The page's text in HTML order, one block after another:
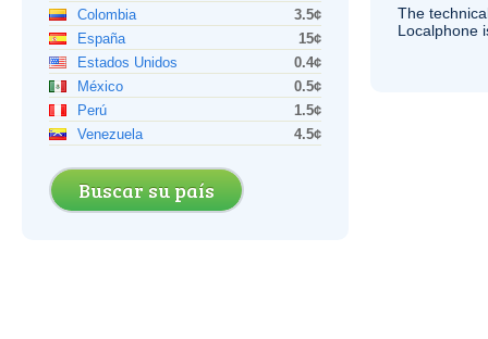
Colombia
3.5¢
España
15¢
Estados Unidos
0.4¢
México
0.5¢
Perú
1.5¢
Venezuela
4.5¢
Buscar su país
The
Localphone